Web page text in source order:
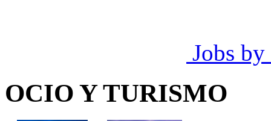
Jobs by
OCIO Y TURISMO